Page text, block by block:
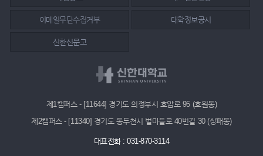
이메일무단수집거부 대학정보공시
신한신문고
제1캠퍼스 - [11644] 경기도 의정부시 호암로 95 (호원동)
제2캠퍼스 - [11340] 경기도 동두천시 벌마들로 40번길 30 (상패동)
대표전화 : 031-870-3114